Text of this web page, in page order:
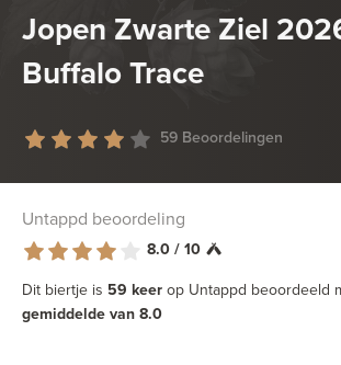
Jopen Zwarte Ziel
Buffalo Trace
59 Beoordelingen
Untappd beoordeling
8.0 / 10
Dit biertje is 59 keer op Untappd beoordeeld
gemiddelde van 8.0